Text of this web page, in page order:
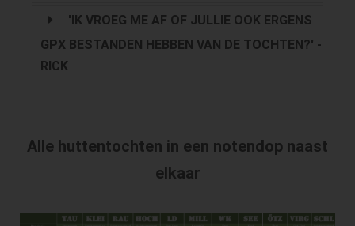
'IK VROEG ME AF OF JULLIE OOK ERGENS
GPX BESTANDEN HEBBEN VAN DE TOCHTEN?' -
RICK
Alle huttentochten in een notendop naast
elkaar